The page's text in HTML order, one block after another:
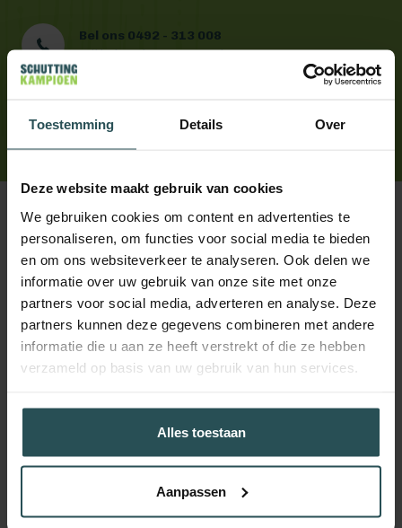
Toestemming Details Over
Deze website maakt gebruik van cookies
We gebruiken cookies om content en advertenties te
personaliseren, om functies voor social media te bieden
en om ons websiteverkeer te analyseren. Ook delen we
informatie over uw gebruik van onze site met onze
partners voor social media, adverteren en analyse. Deze
partners kunnen deze gegevens combineren met andere
informatie die u aan ze heeft verstrekt of die ze hebben
verzameld op basis van uw gebruik van hun services.
Alles toestaan
Aanpassen
Bel ons 0492 - 313 008
Wij helpen je graag verder
App ons
Volg ons!
Werkgebied
Hout beton schutting plaatsen Helmond
Hout beton schutting plaatsen Vught
Hout beton schutting plaatsen Den Bosch
Hout beton schutting plaatsen Uden
Schutting Noord-Brabant